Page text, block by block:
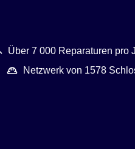
Über 7 000 Reparaturen pro
Netzwerk von 1578